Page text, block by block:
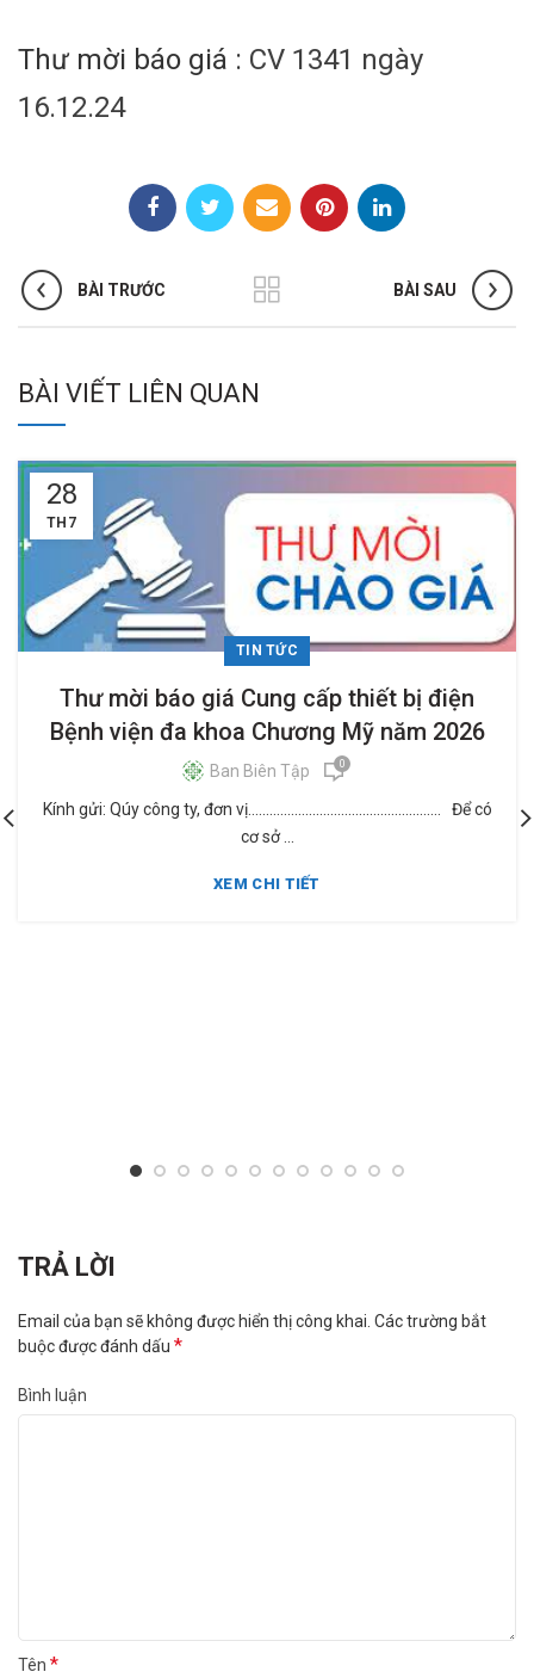
Thư mời báo giá : CV 1341 ngày
16.12.24
BÀI TRƯỚC BÀI SAU
BÀI VIẾT LIÊN QUAN
28
TH7
TIN TỨC
Thư mời báo giá Cung cấp thiết bị điện
Bệnh viện đa khoa Chương Mỹ năm 2026
Ban Biên Tập 0
Kính gửi: Qúy công ty, đơn vị...................................................... Để có
cơ sở ...
XEM CHI TIẾT
TRẢ LỜI
Email của bạn sẽ không được hiển thị công khai. Các trường bắt
buộc được đánh dấu *
Bình luận
Tên *